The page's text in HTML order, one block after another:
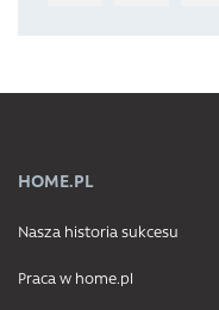
HOME.PL
Nasza historia sukcesu
Praca w home.pl